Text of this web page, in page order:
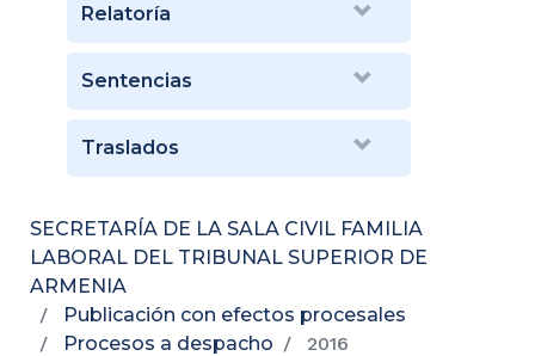
Relatoría
Sentencias
Traslados
SECRETARÍA DE LA SALA CIVIL FAMILIA
LABORAL DEL TRIBUNAL SUPERIOR DE
ARMENIA
Publicación con efectos procesales
Procesos a despacho
2016